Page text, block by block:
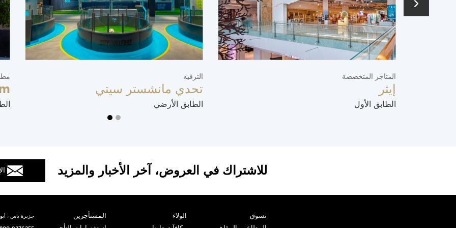
الترفيه
تحدي مانشستر سيتي
الطابق الأرضي
المتاجر المتخصصة
إيثر
الطابق الأول
للاشتراك في العروض، آخر الأخبار والمزيد
تسوق
الولاء المستأجرين جزيرة ياس ،